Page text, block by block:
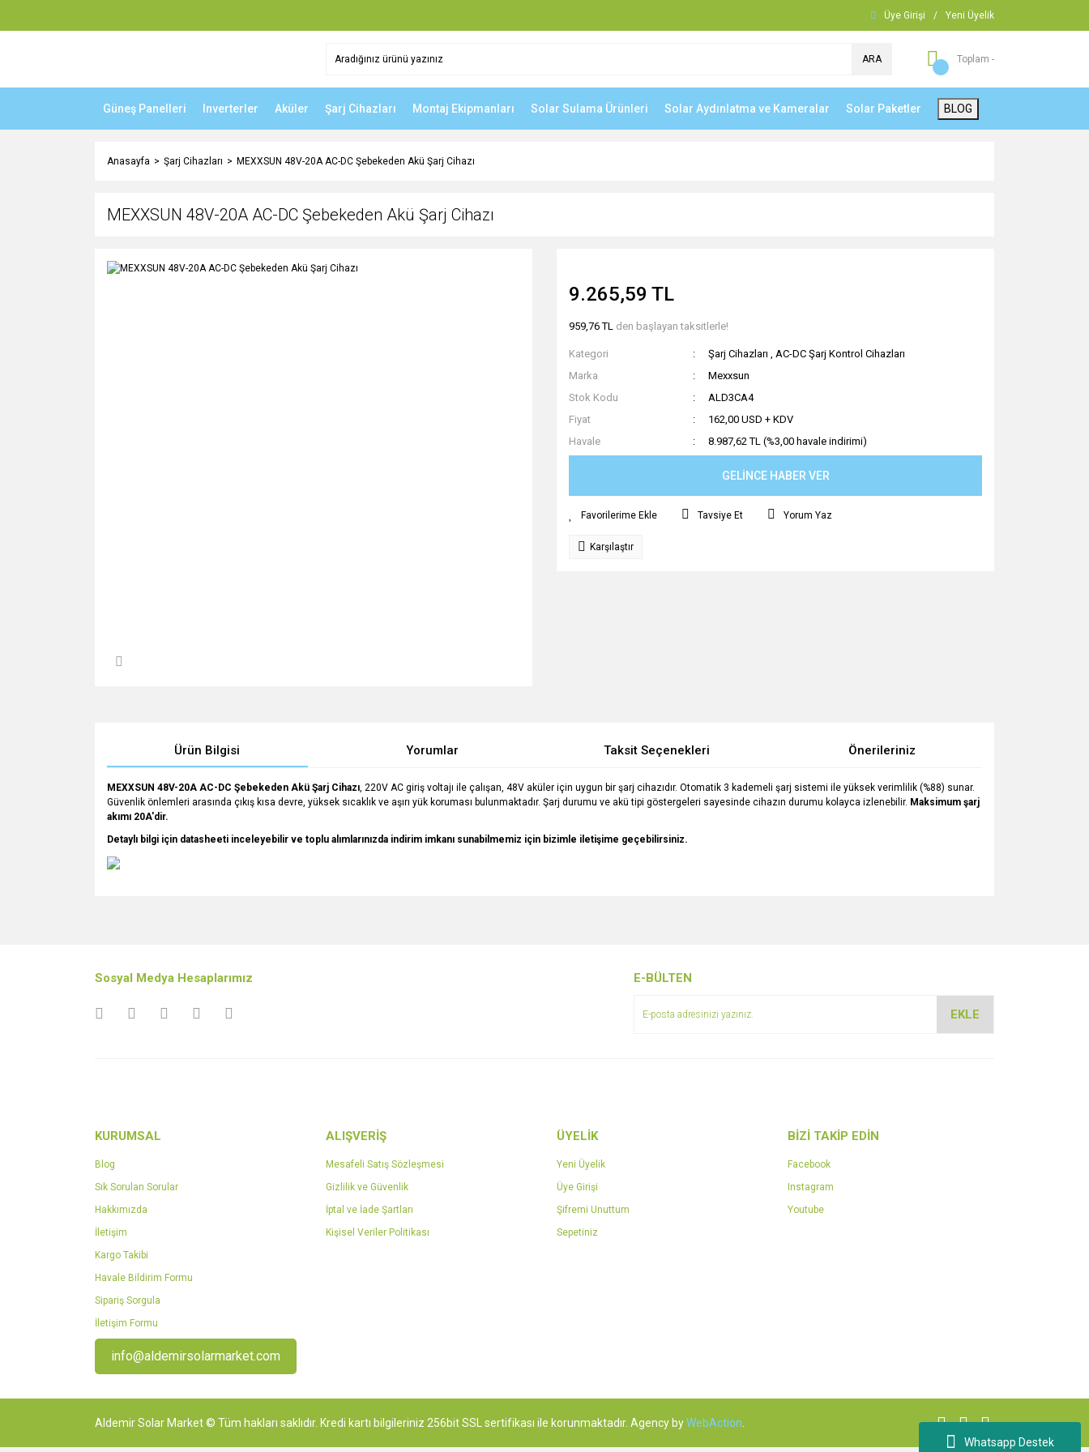
Whatsapp Destek
Üye Girişi / Yeni Üyelik
ARA Toplam -
Güneş Panelleri Inverterler Aküler Şarj Cihazları Montaj Ekipmanları Solar Sulama Ürünleri Solar Aydınlatma ve Kameralar Solar Paketler BLOG
Anasayfa Şarj Cihazları MEXXSUN 48V-20A AC-DC Şebekeden Akü Şarj Cihazı
MEXXSUN 48V-20A AC-DC Şebekeden Akü Şarj Cihazı
9.265,59 TL
959,76 TL den başlayan taksitlerle!
Kategori Şarj Cihazları , AC-DC Şarj Kontrol Cihazları
Marka
Mexxsun
Stok Kodu
ALD3CA4
Fiyat
162,00 USD + KDV
Havale
8.987,62 TL (%3,00 havale indirimi)
GELİNCE HABER VER
Tavsiye Et Yorum Yaz
Karşılaştır
Ürün Bilgisi Yorumlar Taksit Seçenekleri Önerileriniz
MEXXSUN 48V-20A AC-DC Şebekeden Akü Şarj Cihazı, 220V AC giriş voltajı ile çalışan, 48V aküler için uygun bir şarj cihazıdır. Otomatik 3 kademeli şarj sistemi ile yüksek verimlilik (%88) sunar.
Güvenlik önlemleri arasında çıkış kısa devre, yüksek sıcaklık ve aşırı yük koruması bulunmaktadır. Şarj durumu ve akü tipi göstergeleri sayesinde cihazın durumu kolayca izlenebilir. Maksimum şarj
akımı 20A'dir.
Detaylı bilgi için datasheeti inceleyebilir ve toplu alımlarınızda indirim imkanı sunabilmemiz için bizimle iletişime geçebilirsiniz.
Ürün açıklamasında eksik bilgiler bulunuyor.
Sosyal Medya Hesaplarımız E-BÜLTEN
EKLE
KURUMSAL
Blog
Sık Sorulan Sorular
Hakkımızda
İletişim
Kargo Takibi
Havale Bildirim Formu
Sipariş Sorgula
İletişim Formu
ALIŞVERİŞ
Mesafeli Satış Sözleşmesi
Gizlilik ve Güvenlik
İptal ve İade Şartları
Kişisel Veriler Politikası
ÜYELİK
Yeni Üyelik
Üye Girişi
Şifremi Unuttum
Sepetiniz
BİZİ TAKİP EDİN
Facebook
Instagram
Youtube
info@aldemirsolarmarket.com
Aldemir Solar Market © Tüm hakları saklıdır. Kredi kartı bilgileriniz 256bit SSL sertifikası ile korunmaktadır. Agency byWebAction